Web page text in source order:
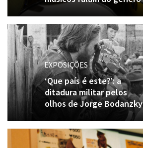
EXPOSIÇÕES
‘Que país é este?’: a
ditadura militar pelos
olhos de Jorge Bodanzky